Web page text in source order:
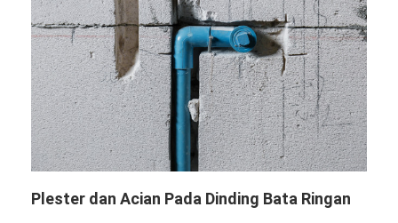
Plester dan Acian Pada Dinding Bata Ringan